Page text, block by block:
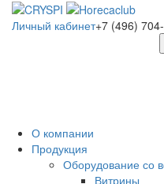
Личный кабинет+7 (496)
О компании
Продукция
Оборудование со
Витрины